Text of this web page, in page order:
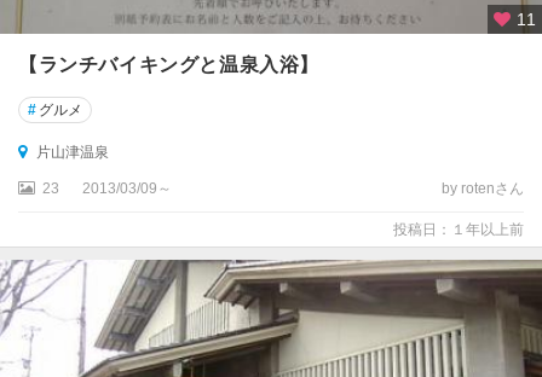
11
【ランチバイキングと温泉入浴】
# グルメ
片山津温泉
23 2013/03/09～ by rotenさん
投稿日：１年以上前